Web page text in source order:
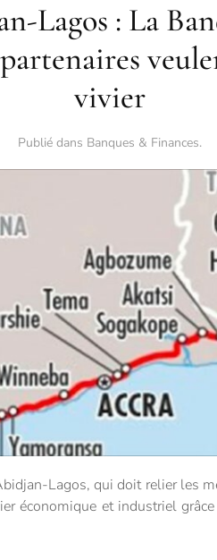
Lagos : La
vivier
Publié dans Banques & Finances.
Lagos, qui doit relier les
économique et industriel